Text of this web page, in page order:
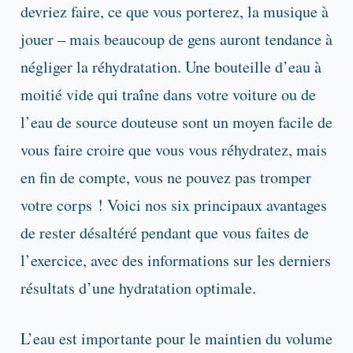
devriez faire, ce que vous porterez, la musique à
jouer – mais beaucoup de gens auront tendance à
négliger la réhydratation. Une bouteille d’eau à
moitié vide qui traîne dans votre voiture ou de
l’eau de source douteuse sont un moyen facile de
vous faire croire que vous vous réhydratez, mais
en fin de compte, vous ne pouvez pas tromper
votre corps ! Voici nos six principaux avantages
de rester désaltéré pendant que vous faites de
l’exercice, avec des informations sur les derniers
résultats d’une hydratation optimale.
L’eau est importante pour le maintien du volume